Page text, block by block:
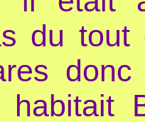
du tout
habitait